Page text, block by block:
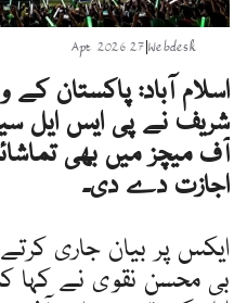
Webdesk
|
27 Apr 2026
اسلام آباد: پاکستان کے
آف میچز میں بھی
اجازت دے دی۔
ایکس پر بیان جاری
بی محسن نقوی نے کہا